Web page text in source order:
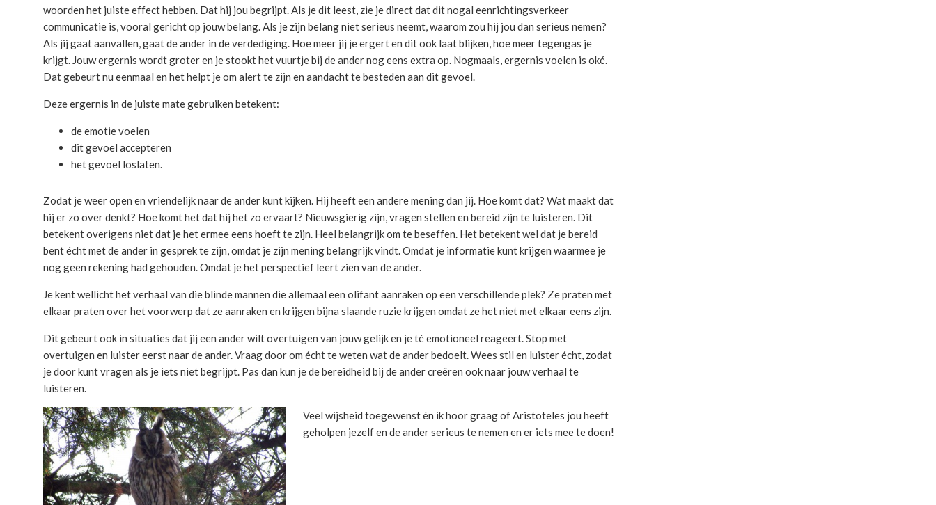
woorden het juiste effect hebben. Dat hij jou begrijpt. Als je dit leest, zie je direct dat dit nogal eenrichtingsverkeer
communicatie is, vooral gericht op jouw belang. Als je zijn belang niet serieus neemt, waarom zou hij jou dan serieus nemen?
Als jij gaat aanvallen, gaat de ander in de verdediging. Hoe meer jij je ergert en dit ook laat blijken, hoe meer tegengas je
krijgt. Jouw ergernis wordt groter en je stookt het vuurtje bij de ander nog eens extra op. Nogmaals, ergernis voelen is oké.
Dat gebeurt nu eenmaal en het helpt je om alert te zijn en aandacht te besteden aan dit gevoel.
Deze ergernis in de juiste mate gebruiken betekent:
de emotie voelen
dit gevoel accepteren
het gevoel loslaten.
Zodat je weer open en vriendelijk naar de ander kunt kijken. Hij heeft een andere mening dan jij. Hoe komt dat? Wat maakt dat
hij er zo over denkt? Hoe komt het dat hij het zo ervaart? Nieuwsgierig zijn, vragen stellen en bereid zijn te luisteren. Dit
betekent overigens niet dat je het ermee eens hoeft te zijn. Heel belangrijk om te beseffen. Het betekent wel dat je bereid
bent écht met de ander in gesprek te zijn, omdat je zijn mening belangrijk vindt. Omdat je informatie kunt krijgen waarmee je
nog geen rekening had gehouden. Omdat je het perspectief leert zien van de ander.
Je kent wellicht het verhaal van die blinde mannen die allemaal een olifant aanraken op een verschillende plek? Ze praten met
elkaar praten over het voorwerp dat ze aanraken en krijgen bijna slaande ruzie krijgen omdat ze het niet met elkaar eens zijn.
Dit gebeurt ook in situaties dat jij een ander wilt overtuigen van jouw gelijk en je té emotioneel reageert. Stop met
overtuigen en luister eerst naar de ander. Vraag door om écht te weten wat de ander bedoelt. Wees stil en luister écht, zodat
je door kunt vragen als je iets niet begrijpt. Pas dan kun je de bereidheid bij de ander creëren ook naar jouw verhaal te
luisteren.
Veel wijsheid toegewenst én ik hoor graag of Aristoteles jou heeft
geholpen jezelf en de ander serieus te nemen en er iets mee te doen!